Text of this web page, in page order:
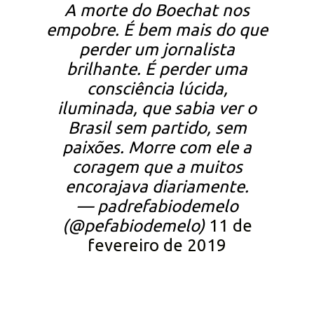
A morte do Boechat nos
empobre. É bem mais do que
perder um jornalista
brilhante. É perder uma
consciência lúcida,
iluminada, que sabia ver o
Brasil sem partido, sem
paixões. Morre com ele a
coragem que a muitos
encorajava diariamente.
— padrefabiodemelo
(@pefabiodemelo) 11 de
fevereiro de 2019